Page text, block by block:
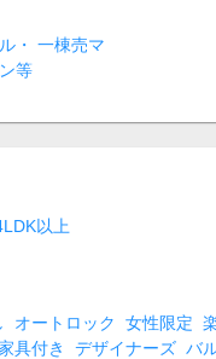
・ 一棟売マ
等
以上
オートロック 女性限定
具付き
デザイナーズ バ